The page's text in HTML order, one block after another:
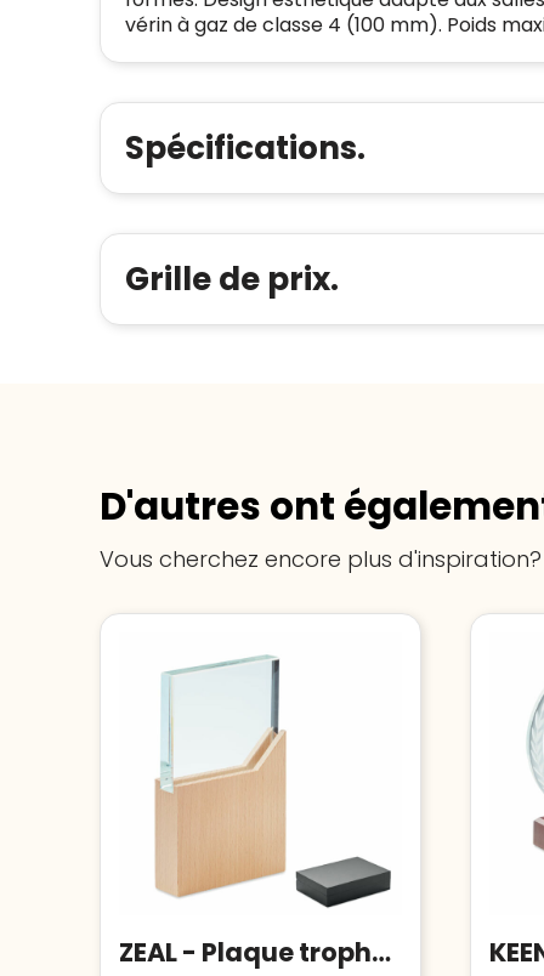
vérin à gaz de classe 4 (100 mm). Poids
Spécifications.
Grille de prix.
D'autres ont
Vous cherchez encore plus
ZEAL - Plaque trophée